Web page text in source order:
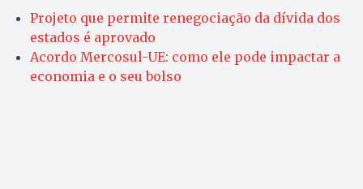
Projeto que permite renegociação da dívida dos
estados é aprovado
Acordo Mercosul-UE: como ele pode impactar a
economia e o seu bolso